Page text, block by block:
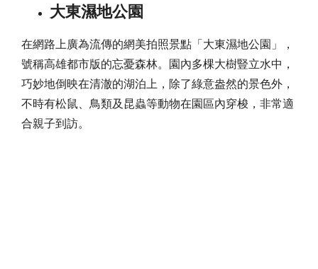
大東濕地公園
在網路上廣為流傳的網美拍照景點「大東濕地公園」，
號稱高雄都市版的忘憂森林。園內多棵大樹豎立水中，
巧妙地倒映在清澈的湖泊上，除了綠意盎然的景色外，
不時有松鼠、鳥類及昆蟲等動物在園區內穿梭，非常適
合親子到訪。